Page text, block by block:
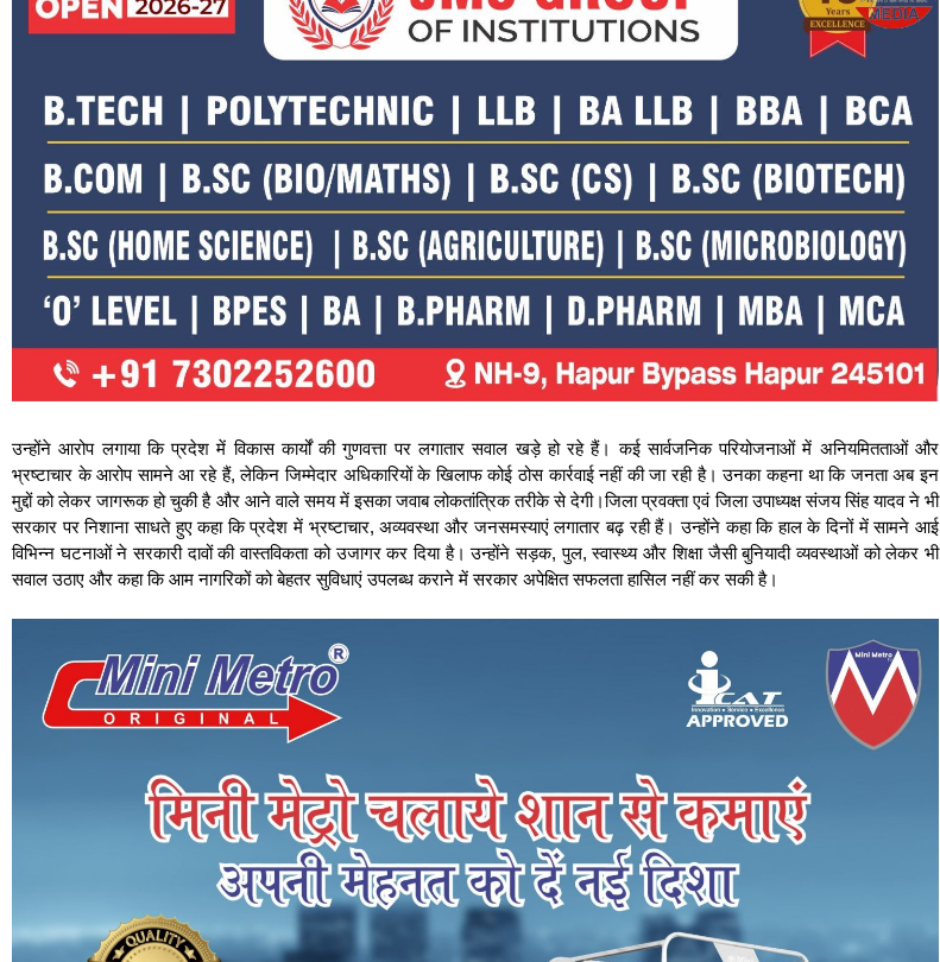
उन्होंने आरोप लगाया कि प्रदेश में विकास कार्यों की गुणवत्ता पर लगातार सवाल खड़े हो रहे हैं। कई सार्वजनिक परियोजनाओं में अनियमितताओं और
भ्रष्टाचार के आरोप सामने आ रहे हैं, लेकिन जिम्मेदार अधिकारियों के खिलाफ कोई ठोस कार्रवाई नहीं की जा रही है। उनका कहना था कि जनता अब इन
मुद्दों को लेकर जागरूक हो चुकी है और आने वाले समय में इसका जवाब लोकतांत्रिक तरीके से देगी।जिला प्रवक्ता एवं जिला उपाध्यक्ष संजय सिंह यादव ने भी
सरकार पर निशाना साधते हुए कहा कि प्रदेश में भ्रष्टाचार, अव्यवस्था और जनसमस्याएं लगातार बढ़ रही हैं। उन्होंने कहा कि हाल के दिनों में सामने आई
विभिन्न घटनाओं ने सरकारी दावों की वास्तविकता को उजागर कर दिया है। उन्होंने सड़क, पुल, स्वास्थ्य और शिक्षा जैसी बुनियादी व्यवस्थाओं को लेकर भी
सवाल उठाए और कहा कि आम नागरिकों को बेहतर सुविधाएं उपलब्ध कराने में सरकार अपेक्षित सफलता हासिल नहीं कर सकी है।